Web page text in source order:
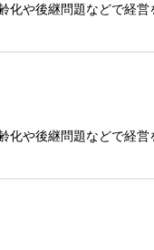
化や後継問題などで経
化や後継問題などで経